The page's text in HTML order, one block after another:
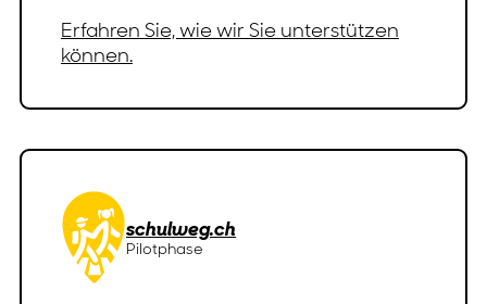
Erfahren Sie, wie wir Sie unterstützen
können.
schulweg.ch
Pilotphase